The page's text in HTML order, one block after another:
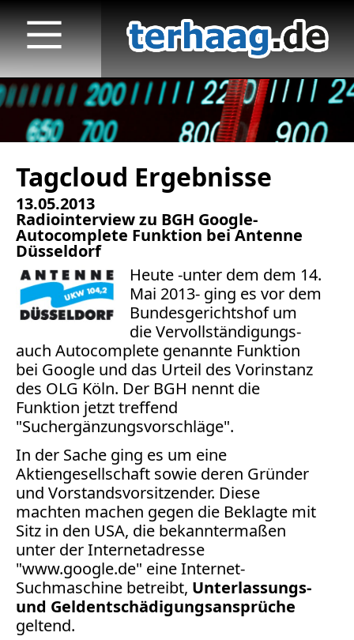
Tagcloud Ergebnisse
13.05.2013
Radiointerview zu BGH Google-
Autocomplete Funktion bei Antenne
Düsseldorf
Heute -unter dem dem 14.
Mai 2013- ging es vor dem
Bundesgerichtshof um
die Vervollständigungs-
auch Autocomplete genannte Funktion
bei Google und das Urteil des Vorinstanz
des OLG Köln. Der BGH nennt die
Funktion jetzt treffend
"Suchergänzungsvorschläge".
In der Sache ging es um eine
Aktiengesellschaft sowie deren Gründer
und Vorstandsvorsitzender. Diese
machten machen gegen die Beklagte mit
Sitz in den USA, die bekanntermaßen
unter der Internetadresse
"www.google.de" eine Internet-
Suchmaschine betreibt, Unterlassungs-
und Geldentschädigungsansprüche
geltend.
Startseite
Veröffentlichungen
TV
Radio
print & online
Bücher
Vita
Kontakt
Datenschutz
AGB
Abmahnung
Aktuelle
Stunde
BGH